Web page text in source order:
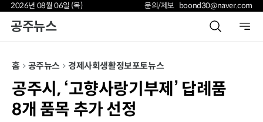
2026년 08월 06일 (목) 문의/제보 boond30@naver.com
공주뉴스
홈 공주뉴스 경제사회생활정보포토뉴스
공주시, ‘고향사랑기부제’ 답례품
8개 품목 추가 선정